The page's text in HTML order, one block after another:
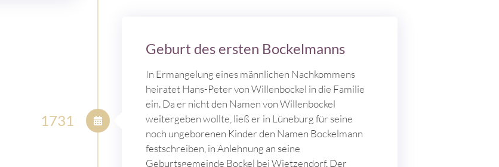
Geburt des ersten Bockelmanns
In Ermangelung eines männlichen Nachkommens
heiratet Hans-Peter von Willenbockel in die Familie
ein. Da er nicht den Namen von Willenbockel
weitergeben wollte, ließ er in Lüneburg für seine
noch ungeborenen Kinder den Namen Bockelmann
festschreiben, in Anlehnung an seine
Geburtsgemeinde Bockel bei Wietzendorf. Der
1731